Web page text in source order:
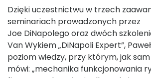
Dzięki uczestnictwu w trzech
seminariach prowadzonych przez
Joe DiNapolego oraz dwóch
Van Wykiem „DiNapoli Expert”,
poziom wiedzy, przy którym, jak sam
mówi: „mechanika funkcjonowania